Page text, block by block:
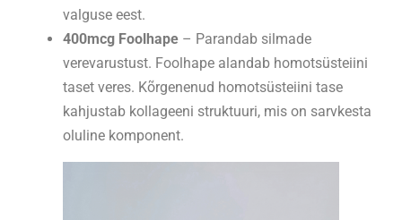
valguse eest.
400mcg Foolhape – Parandab silmade
verevarustust. Foolhape alandab homotsüsteiini
taset veres. Kõrgenenud homotsüsteiini tase
kahjustab kollageeni struktuuri, mis on sarvkesta
oluline komponent.